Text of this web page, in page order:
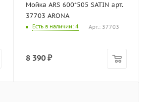
Мойка ARS 600*505 SATIN арт.
37703 ARONA
Есть в наличии: 4 Арт.: 37703
8 390 ₽